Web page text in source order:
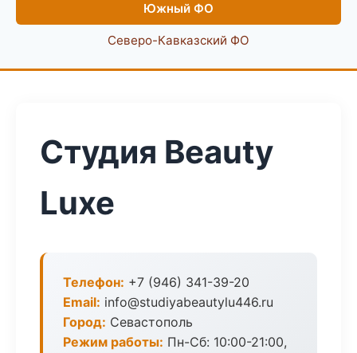
Южный ФО
Северо-Кавказский ФО
Студия Beauty
Luxe
Телефон: +7 (946) 341-39-20
Email: info@studiyabeautylu446.ru
Город: Севастополь
Режим работы: Пн-Сб: 10:00-21:00,